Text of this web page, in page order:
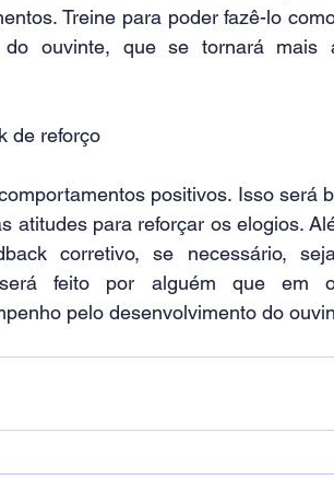
Treine para poder fazê-lo
do ouvinte, que se tornará mais
de reforço
positivos. Isso será
atitudes para reforçar os elogios.
corretivo, se necessário,
feito por alguém que em
pelo desenvolvimento do